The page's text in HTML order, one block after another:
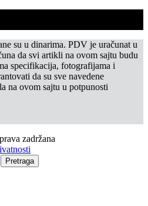
su u dinarima. PDV je uračunat u
da svi artikli na ovom sajtu budu
specifikacija, fotografijama i
da su sve navedene
na ovom sajtu u potpunosti
zadržana
Pretraga